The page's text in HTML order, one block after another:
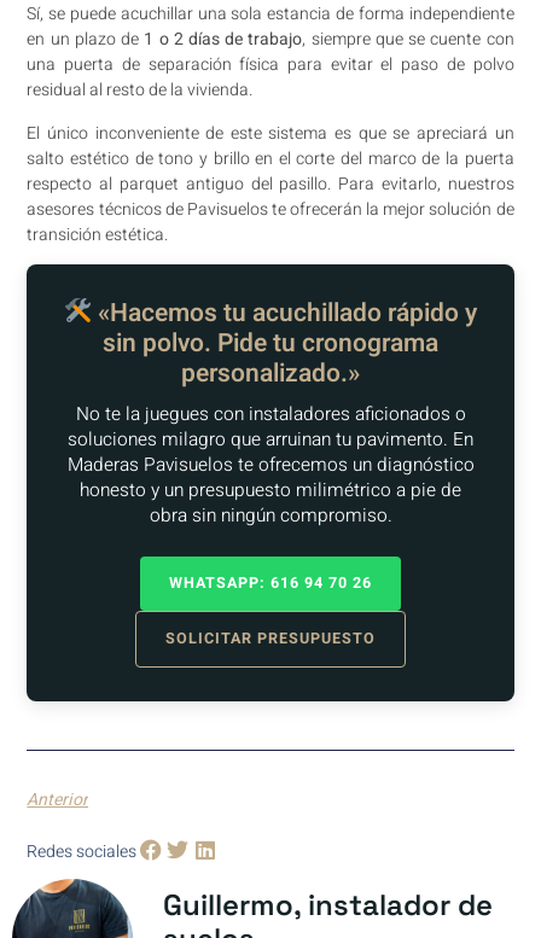
Sí, se puede acuchillar una sola estancia de forma independiente
en un plazo de 1 o 2 días de trabajo, siempre que se cuente con
una puerta de separación física para evitar el paso de polvo
residual al resto de la vivienda.
El único inconveniente de este sistema es que se apreciará un
salto estético de tono y brillo en el corte del marco de la puerta
respecto al parquet antiguo del pasillo. Para evitarlo, nuestros
asesores técnicos de Pavisuelos te ofrecerán la mejor solución de
transición estética.
«Hacemos tu acuchillado rápido y
sin polvo. Pide tu cronograma
personalizado.»
No te la juegues con instaladores aficionados o
soluciones milagro que arruinan tu pavimento. En
Maderas Pavisuelos te ofrecemos un diagnóstico
honesto y un presupuesto milimétrico a pie de
obra sin ningún compromiso.
WHATSAPP: 616 94 70 26
SOLICITAR PRESUPUESTO
Anterior
Redes sociales
Guillermo, instalador de